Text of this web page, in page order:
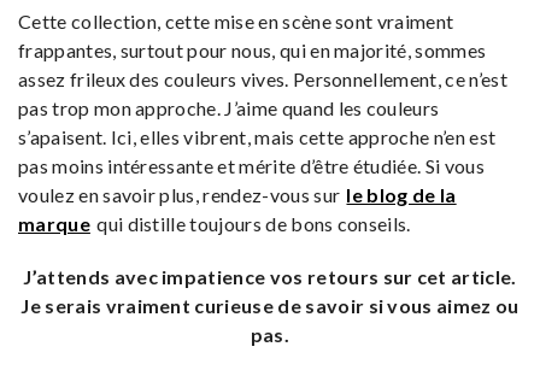
Cette collection, cette mise en scène sont vraiment
frappantes, surtout pour nous, qui en majorité, sommes
assez frileux des couleurs vives. Personnellement, ce n’est
pas trop mon approche. J’aime quand les couleurs
s’apaisent. Ici, elles vibrent, mais cette approche n’en est
pas moins intéressante et mérite d’être étudiée. Si vous
voulez en savoir plus, rendez-vous sur le blog de la
marque qui distille toujours de bons conseils.
J’attends avec impatience vos retours sur cet article.
Je serais vraiment curieuse de savoir si vous aimez ou
pas.